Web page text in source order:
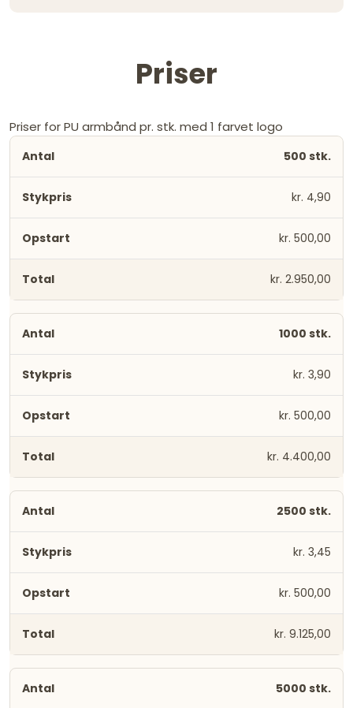
Priser
Priser for PU armbånd pr. stk. med 1 farvet logo
500 stk.
kr. 4,90
kr. 500,00
kr. 2.950,00
1000 stk.
kr. 3,90
kr. 500,00
kr. 4.400,00
2500 stk.
kr. 3,45
kr. 500,00
kr. 9.125,00
5000 stk.